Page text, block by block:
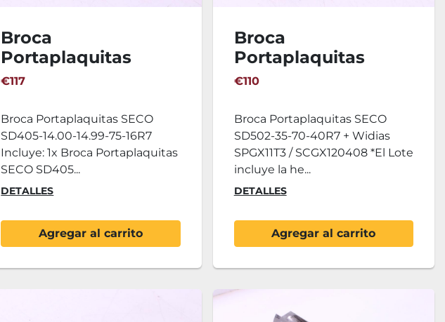
Broca
Portaplaquitas
SECO SD405-14.00-
€117
Broca Portaplaquitas SECO
SD405-14.00-14.99-75-16R7
Incluye: 1x Broca Portaplaquitas
SECO SD405...
DETALLES
Agregar al carrito
Broca
Portaplaquitas
SECO SD502-35-70-
SPGX11T3 /
SCGX120408
€110
Broca Portaplaquitas SECO
SD502-35-70-40R7 + Widias
SPGX11T3 / SCGX120408 *El Lote
incluye la he...
DETALLES
Agregar al carrito